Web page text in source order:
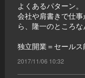
よくあるパターン。
会社や肩書きで仕
ら、隆一のところな
独立開業＝セールス
2017/11/06 10:32